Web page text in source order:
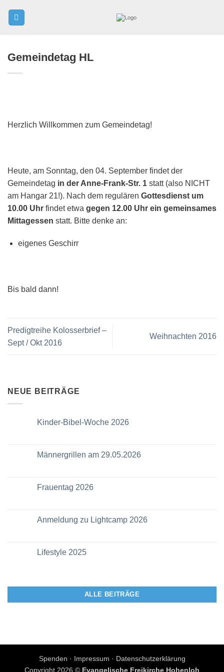
Inhalt
Gemeindetag HL
Herzlich Willkommen zum Gemeindetag!
Heute, am Sonntag, den 04. September findet der
Gemeindetag in der Anne-Frank-Str. 1 statt (also NICHT
am Hangar 21!). Nach dem regulären Gottesdienst um
10.00 Uhr findet etwa gegen 12.00 Uhr ein gemeinsames
Mittagessen statt. Bitte denke an:
eigenes Geschirr
Bis bald dann!
Predigtreihe Kolosserbrief –
Sept / Okt 2016
Weihnachten 2016
NEUE BEITRÄGE
Kinder-Bibel-Woche 2026
Männergrillen am 29.05.2026
Frauentag 2026
Anmeldung zu Lightcamp 2026
Lifestyle 2025
ALLE BEITRÄGE
Spenden · Impressum · Datenschutzerklärung
Copyright 2026 © Evangelische Freikirche Hohenloh